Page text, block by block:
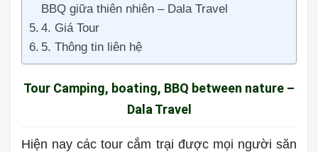
BBQ giữa thiên nhiên – Dala Travel
4. Giá Tour
5. Thông tin liên hệ
Tour Camping, boating, BBQ between nature –
Dala Travel
Hiện nay các tour cắm trại được mọi người săn